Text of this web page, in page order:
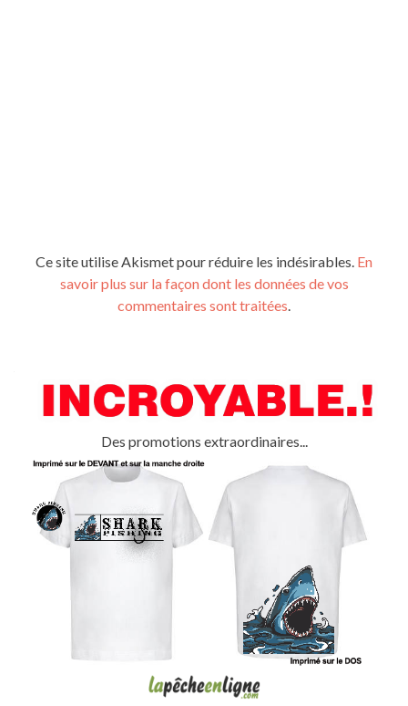
Ce site utilise Akismet pour réduire les indésirables. En
savoir plus sur la façon dont les données de vos
commentaires sont traitées.
Des promotions extraordinaires...